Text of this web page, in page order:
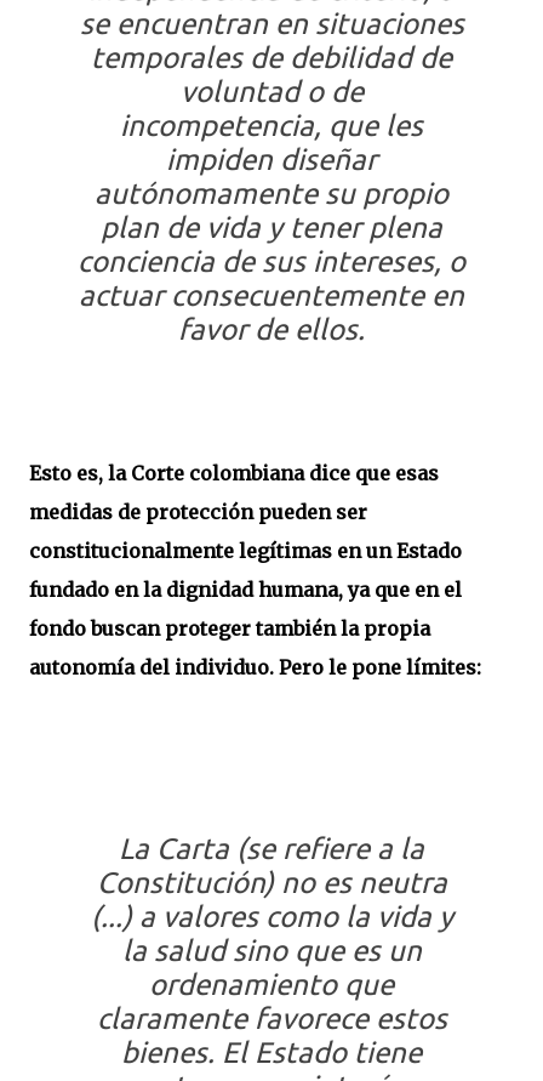
se encuentran en situaciones
temporales de debilidad de
voluntad o de
incompetencia, que les
impiden diseñar
autónomamente su propio
plan de vida y tener plena
conciencia de sus intereses, o
actuar consecuentemente en
favor de ellos.
Esto es, la Corte colombiana dice que esas
medidas de protección pueden ser
constitucionalmente legítimas en un Estado
fundado en la dignidad humana, ya que en el
fondo buscan proteger también la propia
autonomía del individuo. Pero le pone límites:
La Carta (se refiere a la
Constitución) no es neutra
(...) a valores como la vida y
la salud sino que es un
ordenamiento que
claramente favorece estos
bienes. El Estado tiene